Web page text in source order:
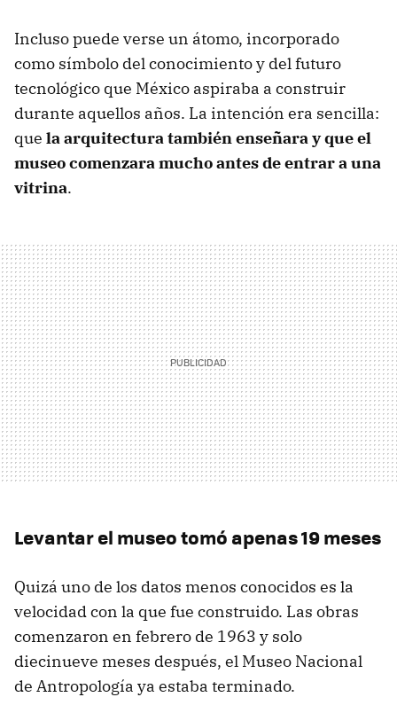
Incluso puede verse un átomo, incorporado
como símbolo del conocimiento y del futuro
tecnológico que México aspiraba a construir
durante aquellos años. La intención era sencilla:
que la arquitectura también enseñara y que el
museo comenzara mucho antes de entrar a una
vitrina.
Levantar el museo tomó apenas 19 meses
Quizá uno de los datos menos conocidos es la
velocidad con la que fue construido. Las obras
comenzaron en febrero de 1963 y solo
diecinueve meses después, el Museo Nacional
de Antropología ya estaba terminado.